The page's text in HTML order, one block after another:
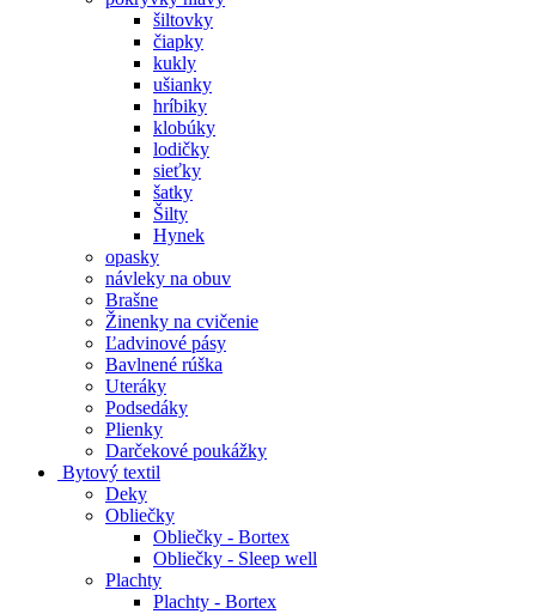
šiltovky
čiapky
kukly
ušianky
hríbiky
klobúky
lodičky
sieťky
šatky
Šilty
Hynek
opasky
návleky na obuv
Brašne
Žinenky na cvičenie
Ľadvinové pásy
Bavlnené rúška
Uteráky
Podsedáky
Plienky
Darčekové poukážky
Bytový textil
Deky
Obliečky
Obliečky - Bortex
Obliečky - Sleep well
Plachty
Plachty - Bortex